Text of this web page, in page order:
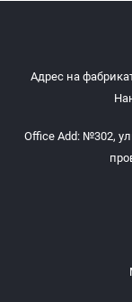
Адрес на
Office Add: №302,